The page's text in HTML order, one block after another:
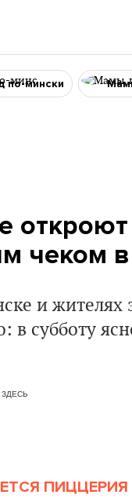
по-мински
чеком
и жителях
в субботу